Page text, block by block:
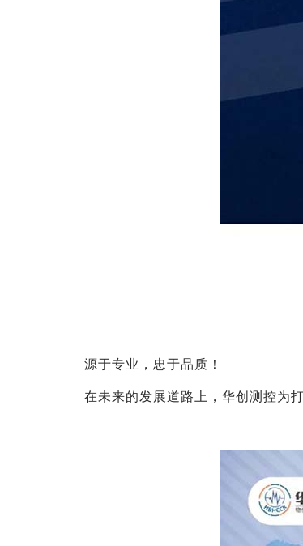
源于专业，忠于品质！
在未来的发展道路上，华创测控为